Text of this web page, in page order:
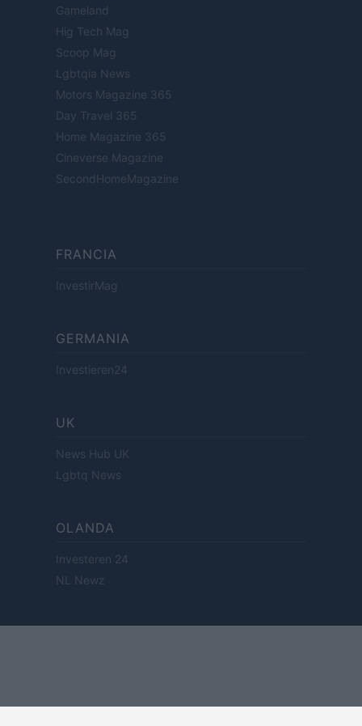
Gameland
Hig Tech Mag
Scoop Mag
Lgbtqia News
Motors Magazine 365
Day Travel 365
Home Magazine 365
Cineverse Magazine
SecondHomeMagazine
FRANCIA
InvestirMag
GERMANIA
Investieren24
UK
News Hub UK
Lgbtq News
OLANDA
Investeren 24
NL Newz